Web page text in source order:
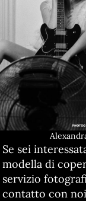
Se sei
modella di
servizio
contatto con